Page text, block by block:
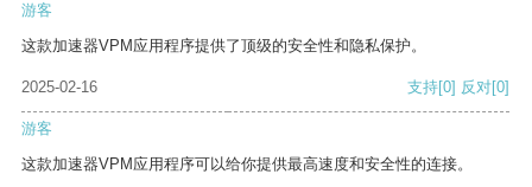
游客
这款加速器VPM应用程序提供了顶级的安全性和隐私保护。
2025-02-16 支持[0] 反对[0]
游客
这款加速器VPM应用程序可以给你提供最高速度和安全性的连接。